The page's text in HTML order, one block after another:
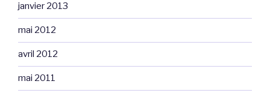
janvier 2013
mai 2012
avril 2012
mai 2011